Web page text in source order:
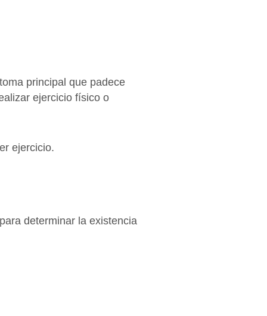
principal que padece
ejercicio físico o
ejercicio.
determinar la existencia